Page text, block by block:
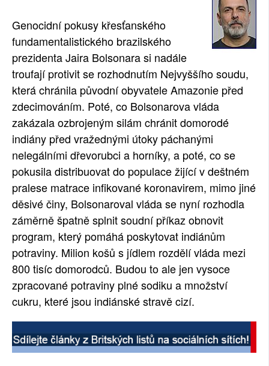
RUBRIKY
PLNÁ VERZE STRÁNEK
Genocidní pokusy křesťanského
fundamentalistického brazilského
prezidenta Jaira Bolsonara si nadále
troufají protivit se rozhodnutím Nejvyššího soudu,
která chránila původní obyvatele Amazonie před
zdecimováním. Poté, co Bolsonarova vláda
zakázala ozbrojeným silám chránit domorodé
indiány před vražednými útoky páchanými
nelegálními dřevorubci a horníky, a poté, co se
pokusila distribuovat do populace žijící v deštném
pralese matrace infikované koronavirem, mimo jiné
děsivé činy, Bolsonaroval vláda se nyní rozhodla
záměrně špatně splnit soudní příkaz obnovit
program, který pomáhá poskytovat indiánům
potraviny. Milion košů s jídlem rozdělí vláda mezi
800 tisíc domorodců. Budou to ale jen vysoce
zpracované potraviny plné sodiku a množství
cukru, které jsou indiánské stravě cizí.